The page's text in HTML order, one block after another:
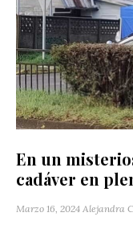
En un
cadáver en
Marzo 16, 2024 Alejandra